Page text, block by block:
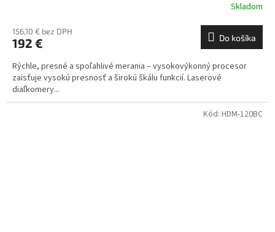
Skladom
156,10 € bez DPH
192 € Do košíka
Rýchle, presné a spoľahlivé merania – vysokovýkonný procesor
zaisťuje vysokú presnosť a širokú škálu funkcií. Laserové
diaľkomery...
Kód: HDM-120BC